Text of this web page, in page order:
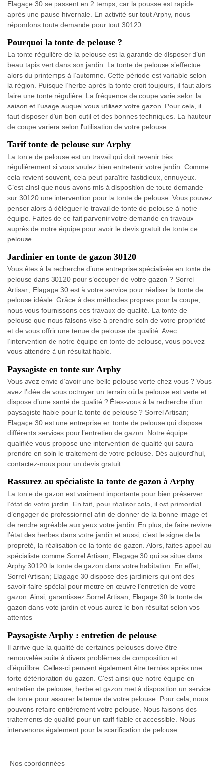
Elagage 30 se passent en 2 temps, car la pousse est rapide
après une pause hivernale. En activité sur tout Arphy, nous
répondons toute demande pour tout 30120.
Pourquoi la tonte de pelouse ?
La tonte régulière de la pelouse est la garantie de disposer d’un
beau tapis vert dans son jardin. La tonte de pelouse s’effectue
alors du printemps à l’automne. Cette période est variable selon
la région. Puisque l’herbe après la tonte croit toujours, il faut alors
faire une tonte régulière. La fréquence de coupe varie selon la
saison et l’usage auquel vous utilisez votre gazon. Pour cela, il
faut disposer d’un bon outil et des bonnes techniques. La hauteur
de coupe variera selon l’utilisation de votre pelouse.
Tarif tonte de pelouse sur Arphy
La tonte de pelouse est un travail qui doit revenir très
régulièrement si vous voulez bien entretenir votre jardin. Comme
cela revient souvent, cela peut paraître fastidieux, ennuyeux.
C’est ainsi que nous avons mis à disposition de toute demande
sur 30120 une intervention pour la tonte de pelouse. Vous pouvez
penser alors à déléguer le travail de tonte de pelouse à notre
équipe. Faites de ce fait parvenir votre demande en travaux
auprès de notre équipe pour avoir le devis gratuit de tonte de
pelouse.
Jardinier en tonte de gazon 30120
Vous êtes à la recherche d’une entreprise spécialisée en tonte de
pelouse dans 30120 pour s’occuper de votre gazon ? Sorrel
Artisan; Elagage 30 est à votre service pour réaliser la tonte de
pelouse idéale. Grâce à des méthodes propres pour la coupe,
nous vous fournissons des travaux de qualité. La tonte de
pelouse que nous faisons vise à prendre soin de votre propriété
et de vous offrir une tenue de pelouse de qualité. Avec
l’intervention de notre équipe en tonte de pelouse, vous pouvez
vous attendre à un résultat fiable.
Paysagiste en tonte sur Arphy
Vous avez envie d’avoir une belle pelouse verte chez vous ? Vous
avez l’idée de vous octroyer un terrain où la pelouse est verte et
dispose d’une santé de qualité ? Êtes-vous à la recherche d’un
paysagiste fiable pour la tonte de pelouse ? Sorrel Artisan;
Elagage 30 est une entreprise en tonte de pelouse qui dispose
différents services pour l’entretien de gazon. Notre équipe
qualifiée vous propose une intervention de qualité qui saura
prendre en soin le traitement de votre pelouse. Dès aujourd’hui,
contactez-nous pour un devis gratuit.
Rassurez au spécialiste la tonte de gazon à Arphy
La tonte de gazon est vraiment importante pour bien préserver
l’état de votre jardin. En fait, pour réaliser cela, il est primordial
d’engager de professionnel afin de donner de la bonne image et
de rendre agréable aux yeux votre jardin. En plus, de faire revivre
l’état des herbes dans votre jardin et aussi, c’est le signe de la
propreté, la réalisation de la tonte de gazon. Alors, faites appel au
spécialiste comme Sorrel Artisan; Elagage 30 qui se situe dans
Arphy 30120 la tonte de gazon dans votre habitation. En effet,
Sorrel Artisan; Elagage 30 dispose des jardiniers qui ont des
savoir-faire spécial pour mettre en œuvre l’entretien de votre
gazon. Ainsi, garantissez Sorrel Artisan; Elagage 30 la tonte de
gazon dans vote jardin et vous aurez le bon résultat selon vos
attentes
Paysagiste Arphy : entretien de pelouse
Il arrive que la qualité de certaines pelouses doive être
renouvelée suite à divers problèmes de composition et
d’équilibre. Celles-ci peuvent également être ternies après une
forte détérioration du gazon. C'est ainsi que notre équipe en
entretien de pelouse, herbe et gazon met à disposition un service
de tonte pour assurer la tenue de votre pelouse. Pour cela, nous
pouvons refaire entièrement votre pelouse. Nous faisons des
traitements de qualité pour un tarif fiable et accessible. Nous
intervenons également pour la scarification de pelouse.
Nos coordonnées